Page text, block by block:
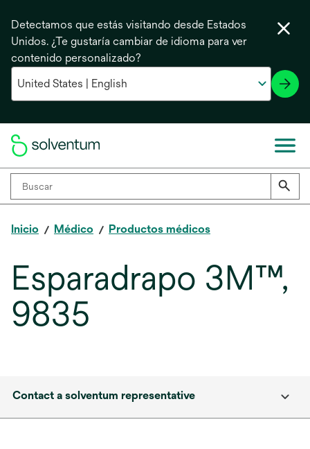
Detectamos que estás visitando desde Estados
Unidos. ¿Te gustaría cambiar de idioma para ver
contenido personalizado?
Inicio Médico Productos médicos
Esparadrapo 3M™,
9835
Contact a solventum representative